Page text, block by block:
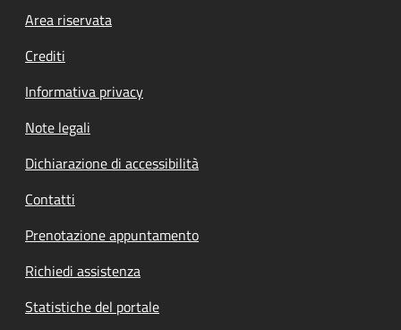
Footer menu
Area riservata
Crediti
Informativa privacy
Note legali
Dichiarazione di accessibilità
Contatti
Prenotazione appuntamento
Richiedi assistenza
Statistiche del portale